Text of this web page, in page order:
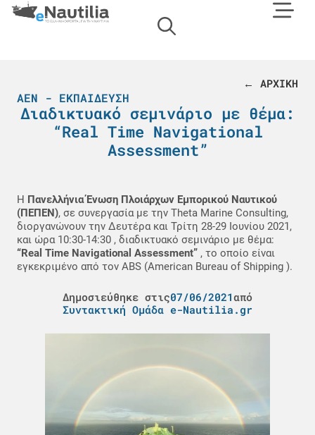
← ΑΡΧΙΚΗ
ΑΕΝ - ΕΚΠΑΊΔΕΥΣΗ
Διαδικτυακό σεμινάριο με θέμα:
“Real Time Navigational
Assessment”
Η Πανελλήνια Ένωση Πλοιάρχων Εμπορικού Ναυτικού
(ΠΕΠΕΝ), σε συνεργασία με την Theta Marine Consulting,
διοργανώνουν την Δευτέρα και Τρίτη 28-29 Ιουνίου 2021,
και ώρα 10:30-14:30 , διαδικτυακό σεμινάριο με θέμα:
“Real Time Navigational Assessment” , το οποίο είναι
εγκεκριμένο από τον ABS (American Bureau of Shipping ).
Δημοσιεύθηκε στις07/06/2021από
Συντακτική Ομάδα e-Nautilia.gr